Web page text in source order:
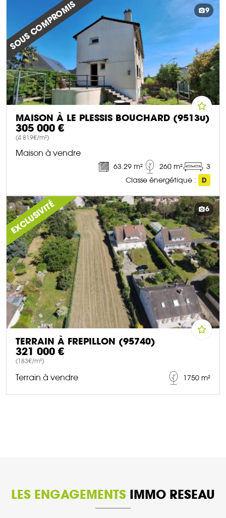
SOUS COMPROMIS 9
MAISON À LE PLESSIS BOUCHARD (95130)
305 000 €
(4 819€/m²)
Maison à vendre
63.29 m² 260 m²
3
Classe énergétique :
D
DÉCOUVRIR CE BIEN
EXCLUSIVITÉ 6
TERRAIN À FREPILLON (95740)
321 000 €
(183€/m²)
Terrain à vendre 1750 m²
LES ENGAGEMENTS IMMO RESEAU